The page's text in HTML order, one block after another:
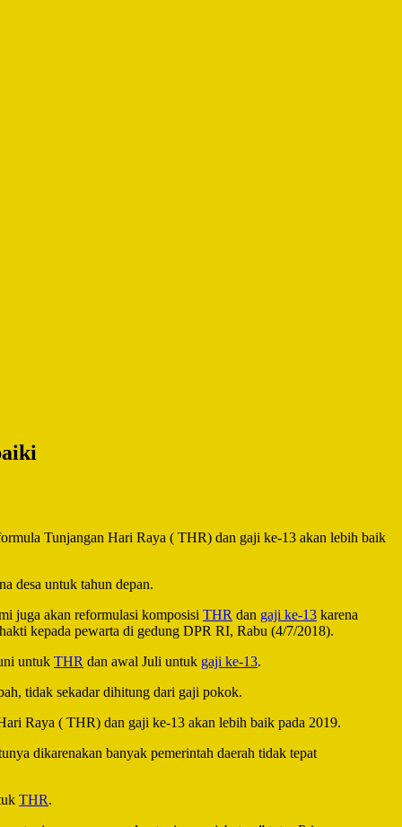
Tunjangan Hari Raya ( THR) dan gaji ke-13 akan lebih baik
desa untuk tahun depan.
juga akan reformulasi komposisi THR dan gaji ke-13 karena
kepada pewarta di gedung DPR RI, Rabu (4/7/2018).
untuk THR dan awal Juli untuk gaji ke-13.
tidak sekadar dihitung dari gaji pokok.
Raya ( THR) dan gaji ke-13 akan lebih baik pada 2019.
dikarenakan banyak pemerintah daerah tidak tepat
THR.